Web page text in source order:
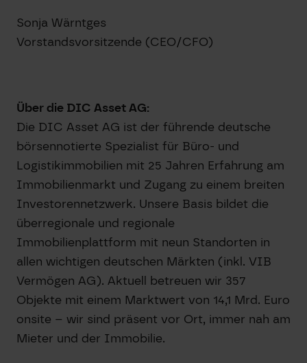
Sonja Wärntges
Vorstandsvorsitzende (CEO/CFO)
Über die DIC Asset AG:
Die DIC Asset AG ist der führende deutsche
börsennotierte Spezialist für Büro- und
Logistikimmobilien mit 25 Jahren Erfahrung am
Immobilienmarkt und Zugang zu einem breiten
Investorennetzwerk. Unsere Basis bildet die
überregionale und regionale
Immobilienplattform mit neun Standorten in
allen wichtigen deutschen Märkten (inkl. VIB
Vermögen AG). Aktuell betreuen wir 357
Objekte mit einem Marktwert von 14,1 Mrd. Euro
onsite – wir sind präsent vor Ort, immer nah am
Mieter und der Immobilie.